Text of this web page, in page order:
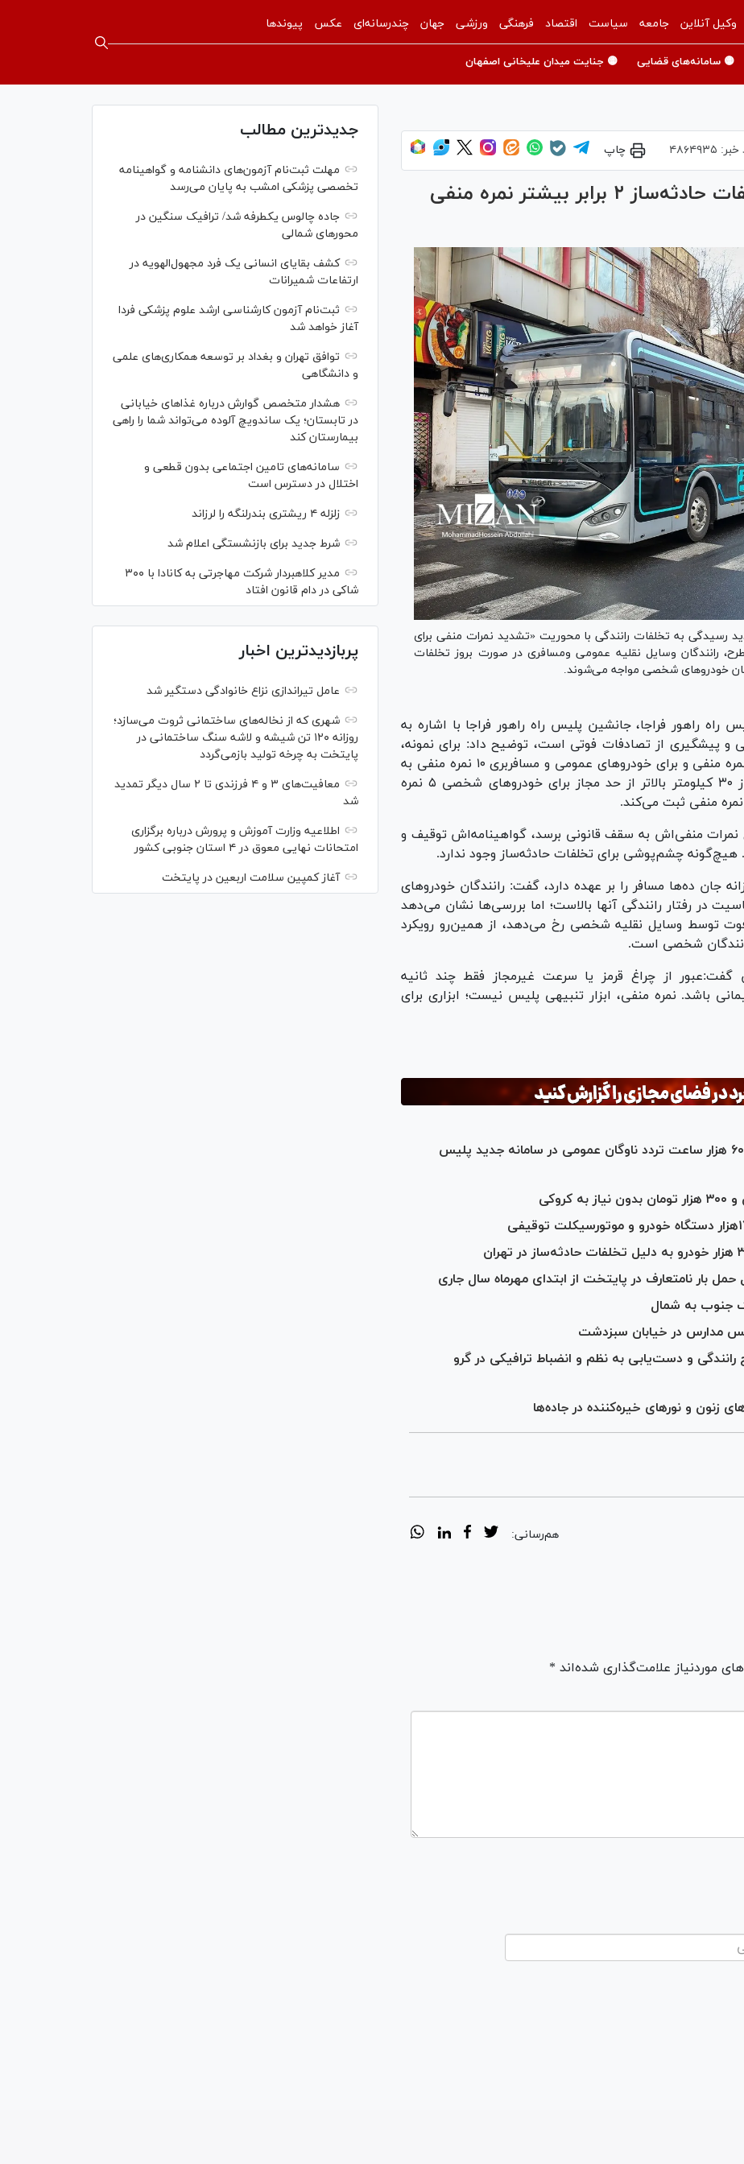
وکیل آنلاین جامعه سیاست اقتصاد فرهنگی ورزشی جهان چندرسانه‌ای عکس پیوندها
🟡 سامانه‌های قضایی 🟡 جنایت میدان علیخانی اصفهان
خبر: ۴۸۶۴۹۳۵ چاپ
رانندگان ناوگان عمومی در تخلفات حادثه‌ساز ۲ برابر بیشتر نمره منفی
رسیدگی به تخلفات رانندگی با محوریت «تشدید نمرات منفی برای
رانندگان وسایل نقلیه عمومی ومسافری در صورت بروز تخلفات
خودرو‌های شخصی مواجه می‌شوند.
راه راهور فراجا، جانشین پلیس راه راهور فراجا با اشاره به
و پیشگیری از تصادفات فوتی است، توضیح داد: برای نمونه،
عبور از چراغ قرمز برای خودرو‌های شخصی ۵ نمره منفی و برای خودرو‌های عمومی و مسافربری ۱۰ نمره منفی به
همراه دارد. همچنین سرعت غیرمجاز بیش از ۳۰ کیلومتر بالاتر از حد مجاز برای خودرو‌های شخصی ۵ نمره
منفی‌اش به سقف قانونی برسد، گواهینامه‌اش توقیف و
هیچ‌گونه چشم‌پوشی برای تخلفات حادثه‌ساز وجود ندارد.
جان ده‌ها مسافر را بر عهده دارد، گفت: رانندگان خودرو‌های
در رفتار رانندگی آنها بالاست؛ اما بررسی‌ها نشان می‌دهد
توسط وسایل نقلیه شخصی رخ می‌دهد، از همین‌رو رویکرد
شخصی است.
از چراغ قرمز یا سرعت غیرمجاز فقط چند ثانیه
نمره منفی، ابزار تنبیهی پلیس نیست؛ ابزاری برای
هوشمندسازی نظارت بر جاده‌ها؛ ثبت ۶۰۲ هزار ساعت تردد ناوگان عمومی در سامانه جدید پلیس
جنوب به شمال
و دست‌یابی به نظم و انضباط ترافیکی در گرو
زنون و نور‌های خیره‌کننده در جاده‌ها
هم‌رسانی:
موردنیاز علامت‌گذاری شده‌اند *
جدیدترین مطالب
مهلت ثبت‌نام آزمون‌های دانشنامه و گواهینامه
تخصصی پزشکی امشب به پایان می‌رسد
جاده چالوس یکطرفه شد/ ترافیک سنگین در
محورهای شمالی
کشف بقایای انسانی یک فرد مجهول‌الهویه در
ارتفاعات شمیرانات
ثبت‌نام آزمون کارشناسی ارشد علوم پزشکی فردا
آغاز خواهد شد
توافق تهران و بغداد بر توسعه همکاری‌های علمی
و دانشگاهی
هشدار متخصص گوارش درباره غذا‌های خیابانی
در تابستان؛ یک ساندویچ آلوده می‌تواند شما را راهی
بیمارستان کند
سامانه‌های تامین اجتماعی بدون قطعی و
اختلال در دسترس است
زلزله ۴ ریشتری بندرلنگه را لرزاند
شرط جدید برای بازنشستگی اعلام شد
مدیر کلاهبردار شرکت مهاجرتی به کانادا با ۳۰۰
شاکی در دام قانون افتاد
پربازدیدترین اخبار
عامل تیراندازی نزاع خانوادگی دستگیر شد
شهری که از نخاله‌های ساختمانی ثروت می‌سازد؛
روزانه ۱۲۰ تن شیشه و لاشه سنگ ساختمانی در
پایتخت به چرخه تولید بازمی‌گردد
معافیت‌های ۳ و ۴ فرزندی تا ۲ سال دیگر تمدید
شد
اطلاعیه وزارت آموزش و پرورش درباره برگزاری
امتحانات نهایی معوق در ۴ استان جنوبی کشور
آغاز کمپین سلامت اربعین در پایتخت